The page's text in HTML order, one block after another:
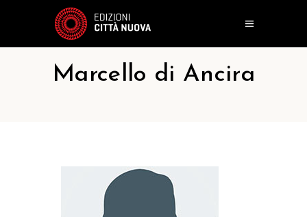
Marcello di Ancira